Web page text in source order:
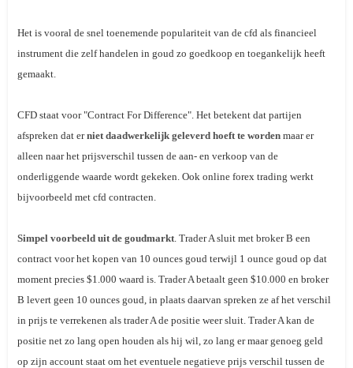
Het is vooral de snel toenemende populariteit van de cfd als financieel
instrument die zelf handelen in goud zo goedkoop en toegankelijk heeft
gemaakt.
CFD staat voor "Contract For Difference". Het betekent dat partijen
afspreken dat erniet daadwerkelijk geleverd hoeft te worden maar er
alleen naar het prijsverschil tussen de aan- en verkoop van de
onderliggende waarde wordt gekeken. Ook online forex trading werkt
bijvoorbeeld met cfd contracten.
Simpel voorbeeld uit de goudmarkt . Trader A sluit met broker B een
contract voor het kopen van 10 ounces goud terwijl 1 ounce goud op dat
moment precies $1.000 waard is. Trader A betaalt geen $10.000 en broker
B levert geen 10 ounces goud, in plaats daarvan spreken ze af het verschil
in prijs te verrekenen als trader A de positie weer sluit. Trader A kan de
positie net zo lang open houden als hij wil, zo lang er maar genoeg geld
op zijn account staat om het eventuele negatieve prijs verschil tussen de